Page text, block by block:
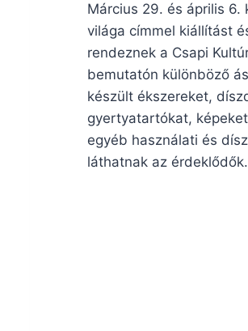
Március 29. és április 6.
világa címmel kiállítást
rendeznek a Csapi
bemutatón különböző
készült ékszereket,
gyertyatartókat,
egyéb használati és
láthatnak az érdeklődők.